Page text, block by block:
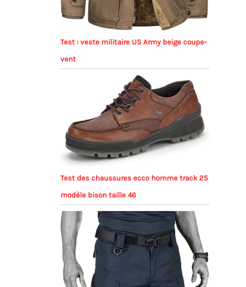
Test : veste militaire US Army beige coupe-
vent
Test des chaussures ecco homme track 25
modèle bison taille 46